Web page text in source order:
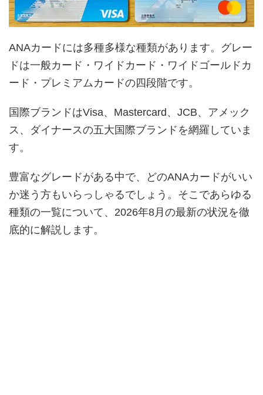
ANAカードには多種多様な種類があります。グレー
ドは一般カード・ワイドカード・ワイドゴールドカ
ード・プレミアムカードの四段階です。
国際ブランドはVisa、Mastercard、JCB、アメック
ス、ダイナースの五大国際ブランドを網羅していま
す。
豊富なグレードがある中で、どのANAカードがいい
か迷う方もいらっしゃるでしょう。そこであらゆる
種類の一覧について、2026年8月の最新の状況を徹
底的に解説します。